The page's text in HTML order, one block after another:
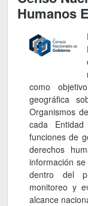
Humanos
como
geográfica
Organismos
cada
funciones de
derechos
información
dentro del
monitoreo y
alcance